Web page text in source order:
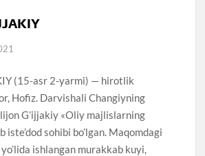
(15-asr 2-yarmi) — hirotlik
Hofiz. Darvishali Changiyning
G’ijjakiy «Oliy majlislarning
iste’dod sohibi bo’lgan. Maqomdagi
ishlangan murakkab kuyi,